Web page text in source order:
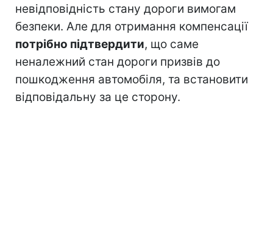
невідповідність стану дороги вимогам
безпеки. Але для отримання компенсації
потрібно підтвердити, що саме
неналежний стан дороги призвів до
пошкодження автомобіля, та встановити
відповідальну за це сторону.